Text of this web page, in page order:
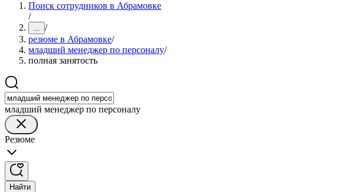
Поиск сотрудников в Абрамовке
/
... /
резюме в Абрамовке/
младший менеджер по персоналу/
полная занятость
младший менеджер по персоналу
Резюме
Найти